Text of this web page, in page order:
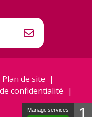
Plan de site
confidentialité
Manage services 1